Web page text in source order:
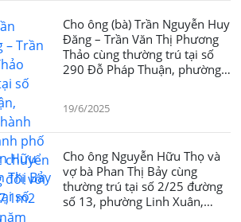
Cho ông (bà) Trần Nguyễn Huy
Đăng – Trần Văn Thị Phương
Thảo cùng thường trú tại số
290 Đỗ Pháp Thuận, phường
chuyển mục đích sử dụng đối
với phần diện tích 527,1m2
mục đích đất ở đô thị
19/6/2025
Cho ông Nguyễn Hữu Thọ và
vợ bà Phan Thị Bảy cùng
thường trú tại số 2/25 đường
số 13, phường Linh Xuân,